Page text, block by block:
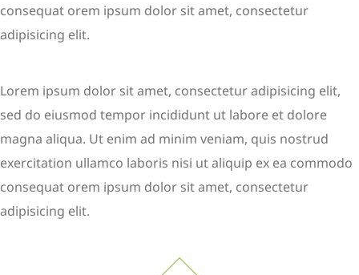
consequat orem ipsum dolor sit amet, consectetur
adipisicing elit.
Lorem ipsum dolor sit amet, consectetur adipisicing elit,
sed do eiusmod tempor incididunt ut labore et dolore
magna aliqua. Ut enim ad minim veniam, quis nostrud
exercitation ullamco laboris nisi ut aliquip ex ea commodo
consequat orem ipsum dolor sit amet, consectetur
adipisicing elit.